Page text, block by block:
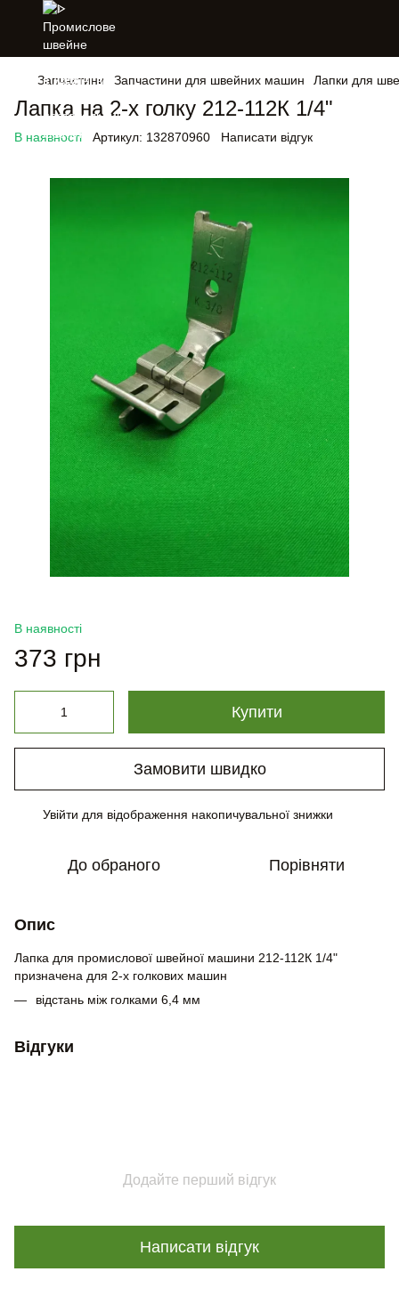
Запчастини Запчастини для швейних машин Лапки для
Лапка на 2-х голку 212-112К 1/4"
В наявності Артикул: 132870960 Написати відгук
В наявності
373 грн
Купити
Замовити швидко
Увійти для відображення накопичувальної знижки
До обраного Порівняти
Опис
Лапка для промислової швейної машини 212-112К 1/4"
призначена для 2-х голкових машин
відстань між голками 6,4 мм
Відгуки
Додайте перший відгук
Написати відгук